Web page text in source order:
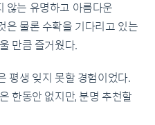
않는 유명하고 아름다운
은 물론 수확을 기다리고 있는
만큼 즐거웠다.
평생 잊지 못할 경험이었다.
한동안 없지만, 분명 추천할